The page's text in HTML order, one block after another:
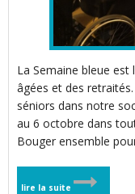
La Semaine bleue
âgées et des
séniors dans notre
au 6 octobre dans
Bouger ensemble
lire la suite